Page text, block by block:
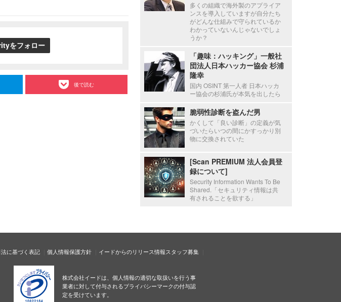
をフォロー
後で読む
多くの組織で海外製のアプライア
ンスを導入していますが自分たち
がどんな仕組みで守られているか
わかっていないんじゃないでしょ
うか？
「趣味：ハッキング」一般社
団法人日本ハッカー協会 杉浦
隆幸
国内 OSINT 第一人者 日本ハッカ
ー協会の杉浦氏が本気を出したら
脆弱性診断を盗んだ男
かくして「良い診断」の定義が気
づいたらいつの間にかすっかり別
物に交換されていた
[Scan PREMIUM 法人会員登
録について]
Security Information Wants To Be
Shared.「セキュリティ情報は共
有されることを欲する」
に基づく表記 個人情報保護方針 イードからのリリース情報スタッフ募集
株式会社イードは、個人情報の適切な取扱いを行う事
業者に対して付与されるプライバシーマークの付与認
定を受けています。